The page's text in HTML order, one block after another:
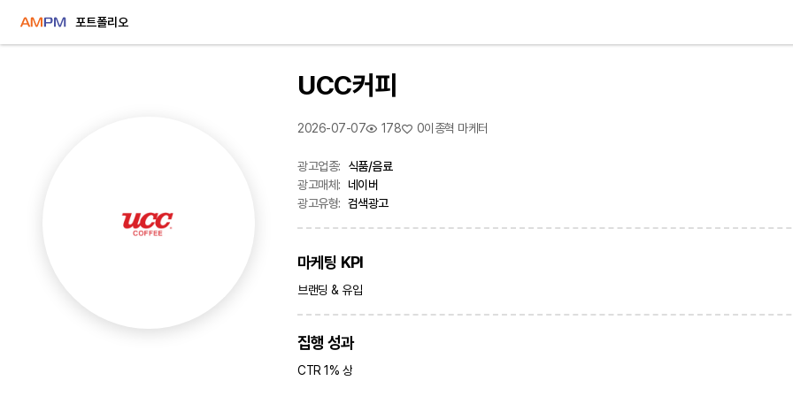
포트폴리오
UCC커피
2026-07-07 178 0이종혁 마케터
광고업종:
식품/음료
광고매체:
네이버
광고유형: 검색광고
마케팅 KPI
브랜딩 & 유입
집행 성과
CTR 1% 상